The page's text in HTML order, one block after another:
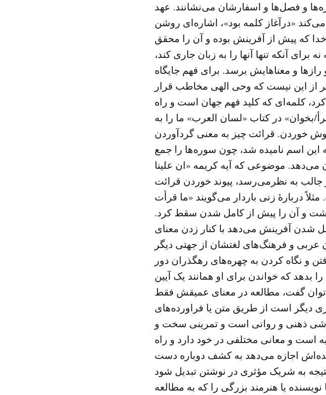
و فصل‌ها و اسفارشان می‌نشانند. عهد
«درآغاز کلمه بود»، اشاره‌ای روشن
که پیش از آفرینش بوده و آن را محقق
برای آنکه تنها آنها را به زبان جاری کند،
رازها و معناهایش برسد. برای فهم جایگاه
از این نیست که وحی الهی مخاطب قرار
کلمه‌ای که کلید فهم جهان است و راه
بخوان» در کتاب «لسان العرب» ما را به
خوردن. قرائت چیز به معنی گردآوردن
اسم نامیده شد، چون سوره‌ها را جمع
موضوعی که آیه کریمه «ان علینا
جالب به نظرمی‌رسد، پیوند خوردن قرائت
دربارهٔ زنی باردار می‌گویند «ما قرأت
و آن را پیش از کامل شدن سقط کرد.
شدن آفرینش می‌دهد با کنار زدن معنای
و فرهنگ‌های لغتشان از جهتی دیگر
و نگاه کردن به چهره‌های رهگذران دور
بدهد که خواندن برای او همانند یک آیین
گفت، مطالعه در معنای عمیقش فقط
دیگر است از طریق متن یا فراورده‌های
ذهنی و روانی است و تمرینی سخت و
است و معانی مختلفی در خود دارد و راه
اجازه می‌دهد به کشف دوباره دست
یا هنرمند بزرگی را که به مطالعه